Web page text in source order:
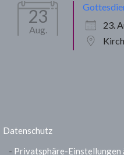
23
Aug.
23.
Datenschutz
Privatsphäre-Einstellungen